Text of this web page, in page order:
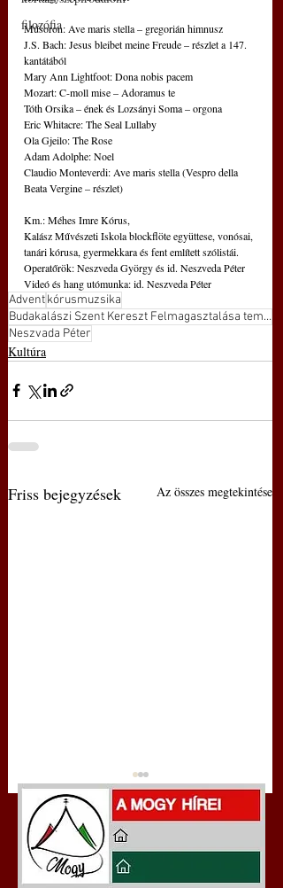
filozófia
Műsoron: Ave maris stella – gregorián himnusz
J.S. Bach: Jesus bleibet meine Freude – részlet a 147.
kantátából
Mary Ann Lightfoot: Dona nobis pacem
Mozart: C-moll mise – Adoramus te
Tóth Orsika – ének és Lozsányi Soma – orgona
Eric Whitacre: The Seal Lullaby
Ola Gjeilo: The Rose
Adam Adolphe: Noel
Claudio Monteverdi: Ave maris stella (Vespro della
Beata Vergine – részlet)
Km.: Méhes Imre Kórus,
Kalász Művészeti Iskola blockflöte együttese, vonósai,
tanári kórusa, gyermekkara és fent említett szólistái.
Operatőrök: Neszveda György és id. Neszveda Péter
Videó és hang utómunka: id. Neszveda Péter
Adventkórusmuzsika
Budakalászi Szent Kereszt Felmagasztalása templom
Neszvada Péter
Kultúra
Friss bejegyzések Az összes megtekintése